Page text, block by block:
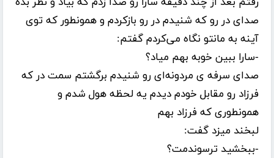
صدای در رو که شنیدم در رو بازکردم و همونطور که توی
آینه به مانتو نگاه می‌کردم گفتم:
-سارا ببین خوبه بهم میاد؟
صدای سرفه ی مردونه‌ای رو شنیدم برگشتم سمت در که
فرزاد رو مقابل خودم دیدم یه لحظه هول شدم و
همونطوری که فرزاد بهم
لبخند میزد گفت:
-ببخشید ترسوندمت؟